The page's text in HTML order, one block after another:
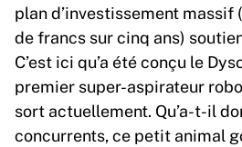
plan d’investissement
de francs sur cinq ans)
C’est ici qu’a été conçu le
premier super-aspirateur
sort actuellement. Qu’a-t-il
concurrents, ce petit animal